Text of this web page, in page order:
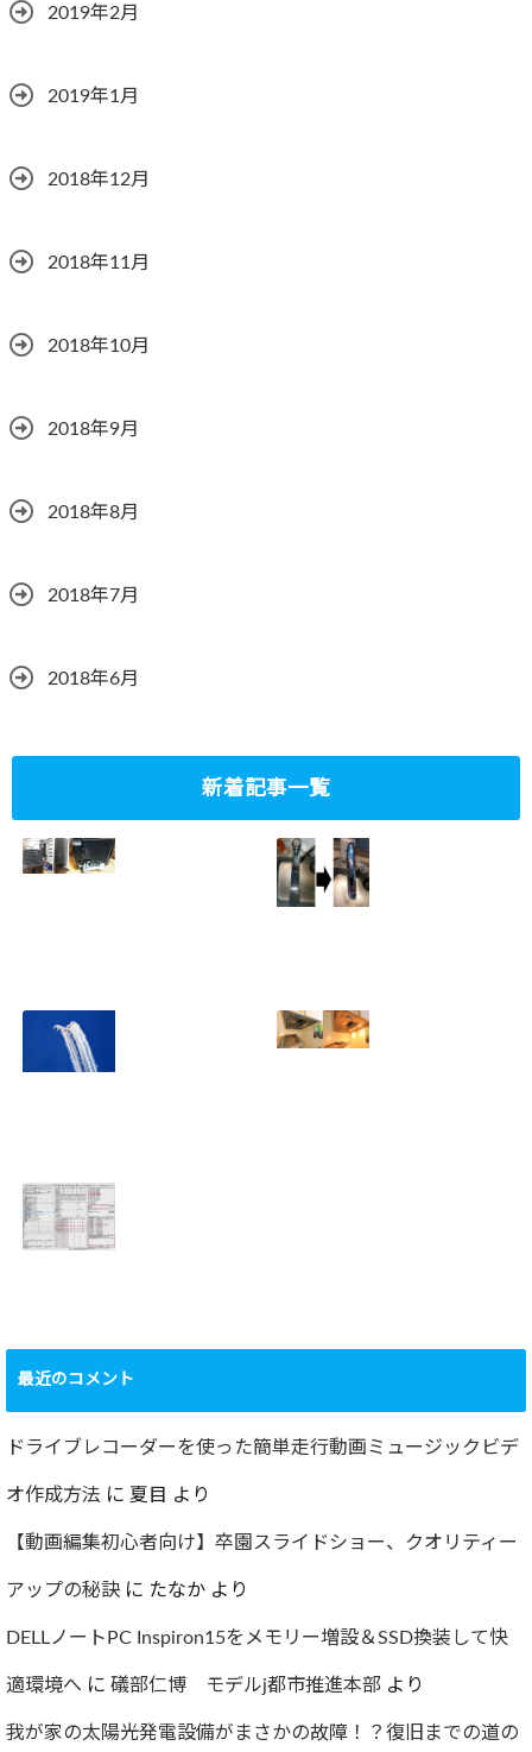
2019年2月
2019年1月
2018年12月
2018年11月
2018年10月
2018年9月
2018年8月
2018年7月
2018年6月
新着記事一覧
ド対応
2023.10.14
チレス水栓にDIY
で交換
撮影方法のレクチ
ャー
2022.12.24
要再検査となって
しまった…
2022.07.30
最近のコメント
ドライブレコーダーを使った簡単走行動画ミュージックビデ
オ作成方法 に 夏目 より
【動画編集初心者向け】卒園スライドショー、クオリティー
アップの秘訣に たなか より
DELLノートPC Inspiron15をメモリー増設＆SSD換装して快
適環境へ に 礒部仁博 モデルj都市推進本部 より
我が家の太陽光発電設備がまさかの故障！？復旧までの道の